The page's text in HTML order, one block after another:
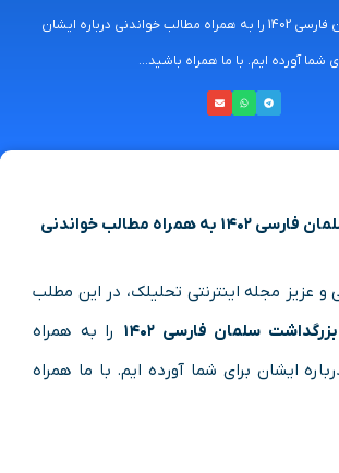
روز بزرگداشت سلمان فارسی 1402 را به همراه مطالب خواندنی درباره ایشان
شما آورده ایم. با ما همراه باشید...
همراه مطالب خواندنی
عزیز مجله اینترنتی تحلیلک، در این مطلب
سلمان فارسی ۱۴۰۲
را به همراه
ایشان برای شما آورده ایم. با ما همراه